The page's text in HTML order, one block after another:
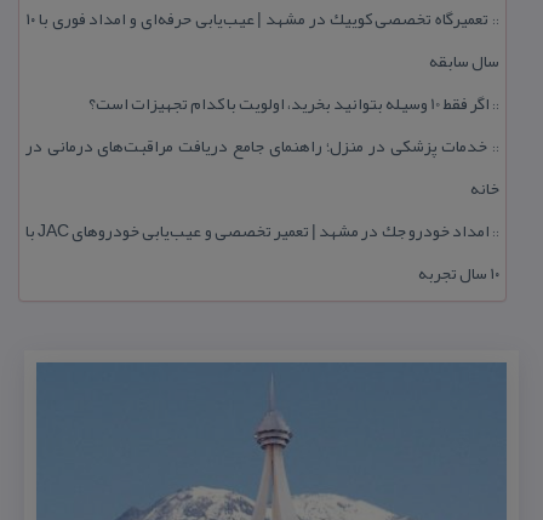
::
تعمیرگاه تخصصی كوییك در مشهد | عیب‌یابی حرفه‌ای و امداد فوری با ۱۰
سال سابقه
:: اگر فقط 10 وسیله بتوانید بخرید، اولویت با كدام تجهیزات است؟
:: خدمات پزشكی در منزل؛ راهنمای جامع دریافت مراقبت‌های درمانی در
خانه
::
امداد خودرو جك در مشهد | تعمیر تخصصی و عیب‌یابی خودروهای JAC با
۱۰ سال تجربه